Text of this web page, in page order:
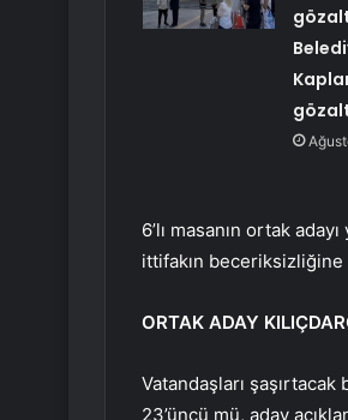
6’lı masanın ortak
ittifakın beceriksizliğine
ORTAK ADAY
Vatandaşları
23’üncü mü, aday